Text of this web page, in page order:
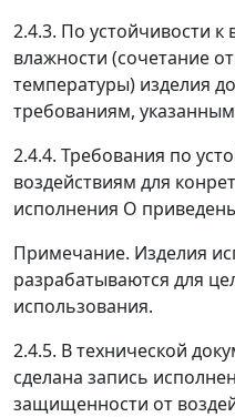
2.4.3. По устойчивости
влажности (сочетание
температуры) изделия
требованиям, указанным
2.4.4. Требования по
воздействиям для
исполнения О
Примечание. Изделия
разрабатываются для
использования.
2.4.5. В технической
сделана запись
защищенности от